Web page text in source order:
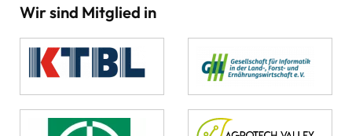
Wir sind Mitglied in